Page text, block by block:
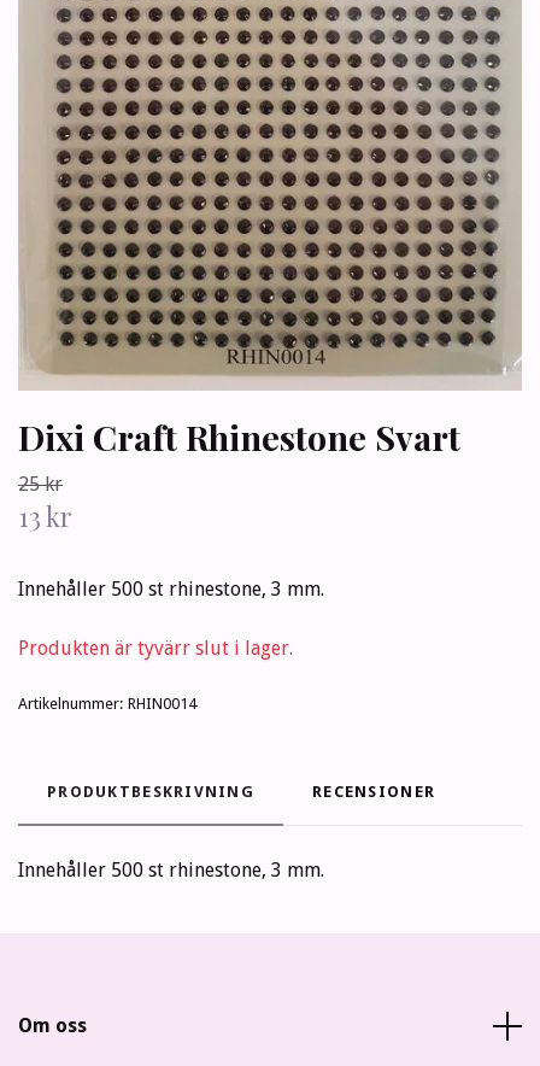
Dixi Craft Rhinestone Svart
25 kr
13 kr
Innehåller 500 st rhinestone, 3 mm.
Produkten är tyvärr slut i lager.
Artikelnummer: RHIN0014
PRODUKTBESKRIVNING RECENSIONER
Innehåller 500 st rhinestone, 3 mm.
Om oss